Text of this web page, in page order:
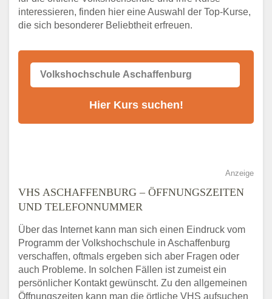
VHS-Kurs
Alternativen zum VHS Programm 2026 in
interessieren, finden hier eine Auswahl der Top-Kurse,
die sich besonderer Beliebtheit erfreuen.
Anzeige
VHS ASCHAFFENBURG – ÖFFNUNGSZEITEN
UND TELEFONNUMMER
Über das Internet kann man sich einen Eindruck vom
Programm der Volkshochschule in Aschaffenburg
verschaffen, oftmals ergeben sich aber Fragen oder
auch Probleme. In solchen Fällen ist zumeist ein
persönlicher Kontakt gewünscht. Zu den allgemeinen
Öffnungszeiten kann man die örtliche VHS aufsuchen